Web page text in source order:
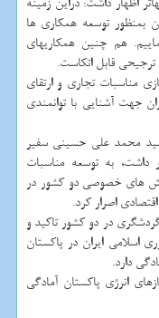
بمنظور توسعه همكاری ها
هم چنین همكاریهای
قابل اتكاست.
مناسبات تجاری و ارتقای
جهت آشنایی با توانمندی
محمد علی حسینی سفیر
به توسعه مناسبات
های خصوصی دو كشور در
اصرار كرد.
در دو كشور تاكید و
اسلامی ایران در پاكستان
دارد.
انرژی پاكستان آمادگی